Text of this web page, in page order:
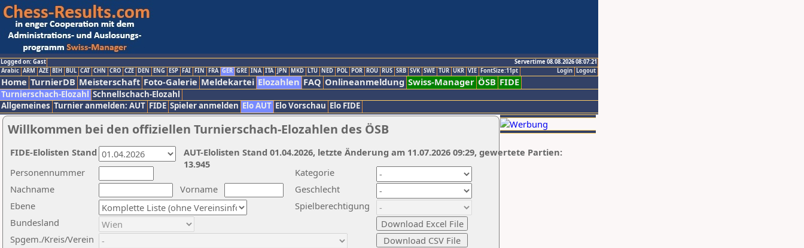
Logged on: Gast
Servertime 08.08.2026 08:07:21
Logout
Login
Arabic ARM AZE BIH BUL CAT CHN CRO CZE DEN ENG ESP FAI FIN FRA GER GRE INA ITA JPN MKD LTU NED POL POR ROU RUS SRB SVK SWE TUR UKR VIE FontSize:11pt
Home TurnierDB Meisterschaft Foto-Galerie Meldekartei Elozahlen FAQ Onlineanmeldung Swiss-Manager ÖSB FIDE
Turnierschach-Elozahl Schnellschach-Elozahl
Allgemeines Turnier anmelden: AUT FIDE Spieler anmelden Elo AUT Elo Vorschau Elo FIDE
Willkommen bei den offiziellen Turnierschach-Elozahlen des ÖSB
Nachname
Vorname
Ebene
Kategorie
Personennummer
Bundesland
Spgem./Kreis/Verein
Geschlecht
Spielberechtigung
AUT-Elolisten Stand 01.04.2026, letzte Änderung am 11.07.2026 09:29, gewertete Partien:
13.945
FIDE-Elolisten Stand